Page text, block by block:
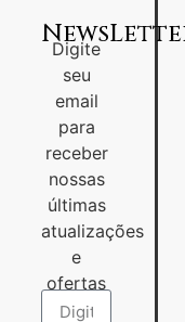
Digite
seu
email
para
receber
nossas
últimas
atualizações
e
ofertas